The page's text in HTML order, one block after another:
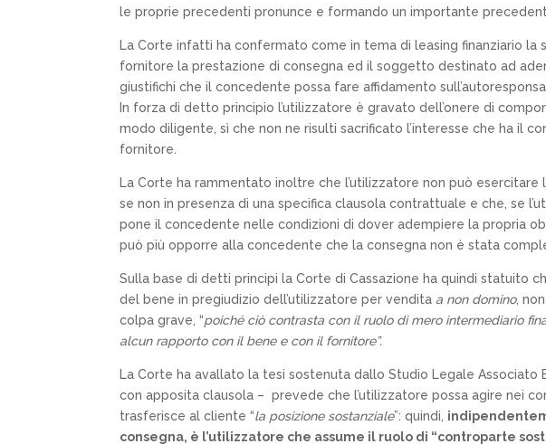
le proprie precedenti pronunce e formando un importante
La Corte infatti ha confermato come in tema di leasing finanziario
fornitore la prestazione di consegna ed il soggetto destinato ad
giustifichi che il concedente possa fare affidamento
In forza di detto principio l’utilizzatore è gravato dell’onere di
modo diligente, sì che non ne risulti sacrificato l’interesse che ha il
fornitore.
La Corte ha rammentato inoltre che l’utilizzatore non può
se non in presenza di una specifica clausola contrattuale e che, se
pone il concedente nelle condizioni di dover adempiere la propria
può più opporre alla concedente che la consegna non è stata
Sulla base di detti principi la Corte di Cassazione ha quindi statuito
del bene in pregiudizio dell’utilizzatore per vendita a non domino,
colpa grave, “poiché ciò contrasta con il ruolo di mero intermediario
alcun rapporto con il bene e con il fornitore”.
La Corte ha avallato la tesi sostenuta dallo Studio Legale
con apposita clausola – prevede che l’utilizzatore possa agire nei
trasferisce al cliente “la posizione sostanziale”: quindi,
consegna, è l’utilizzatore che assume il ruolo di “controparte